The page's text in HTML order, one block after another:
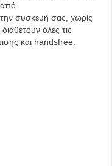
από
συσκευή σας, χωρίς
όλες τις
και handsfree.